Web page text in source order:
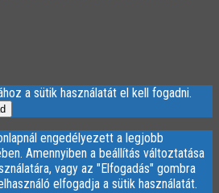
a sütik használatát el kell fogadni.
engedélyezett a legjobb
Amennyiben a beállítás változtatása
vagy az "Elfogadás" gombra
elfogadja a sütik használatát.